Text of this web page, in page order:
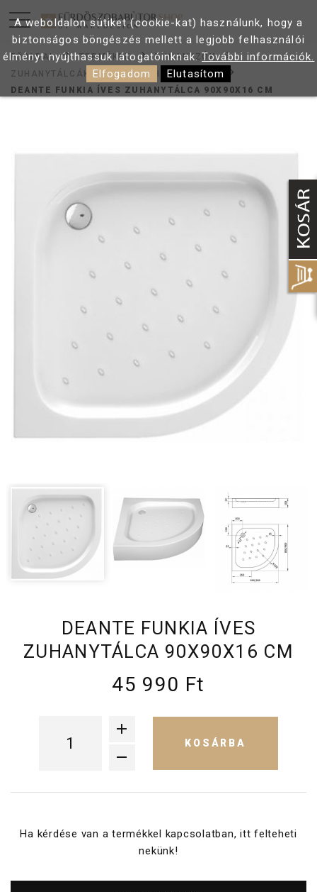
FŐOLDAL TERMÉKEK
ZUHANYZÓK
ZUHANYTÁLCÁK
ÍVES ZUHANYTÁLCÁK
DEANTE FUNKIA ÍVES ZUHANYTÁLCA 90X90X16 CM
DEANTE FUNKIA ÍVES
ZUHANYTÁLCA 90X90X16 CM
45 990 Ft
KOSÁRBA
Ha kérdése van a termékkel kapcsolatban, itt felteheti
nekünk!
A weboldalon sütiket (cookie-kat) használunk, hogy a
biztonságos böngészés mellett a legjobb felhasználói
élményt nyújthassuk látogatóinknak.További információk.
Elfogadom
Elutasítom